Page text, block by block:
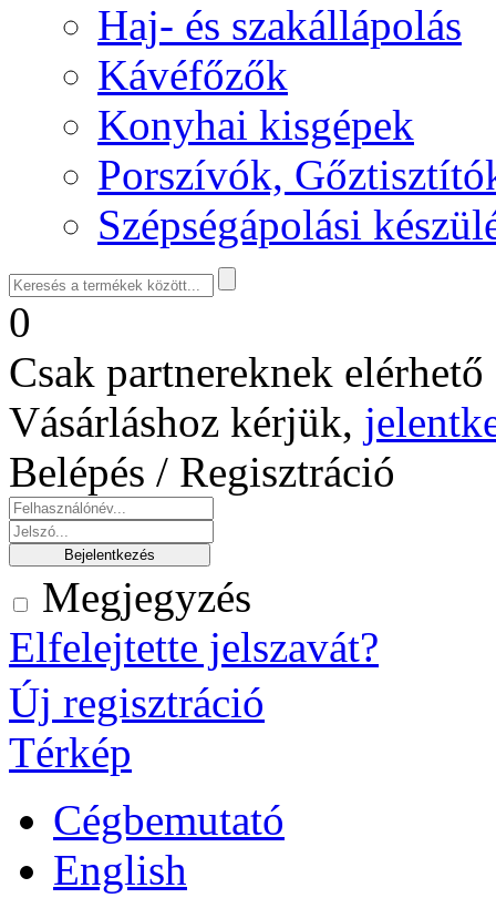
Haj- és szakállápolás
Kávéfőzők
Konyhai kisgépek
Porszívók,
Szépségápolási
0
Csak partnereknek
Vásárláshoz kérjük,
Belépés / Regisztráció
Megjegyzés
Elfelejtette jelszavát?
Új regisztráció
Térkép
Cégbemutató
English